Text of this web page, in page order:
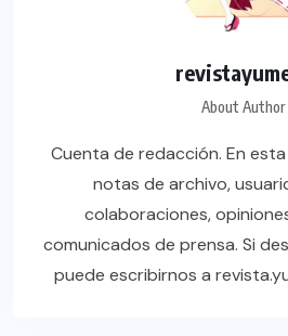
About Author
Cuenta de redacción. En
notas de archivo,
colaboraciones,
comunicados de prensa. Si
puede escribirnos a